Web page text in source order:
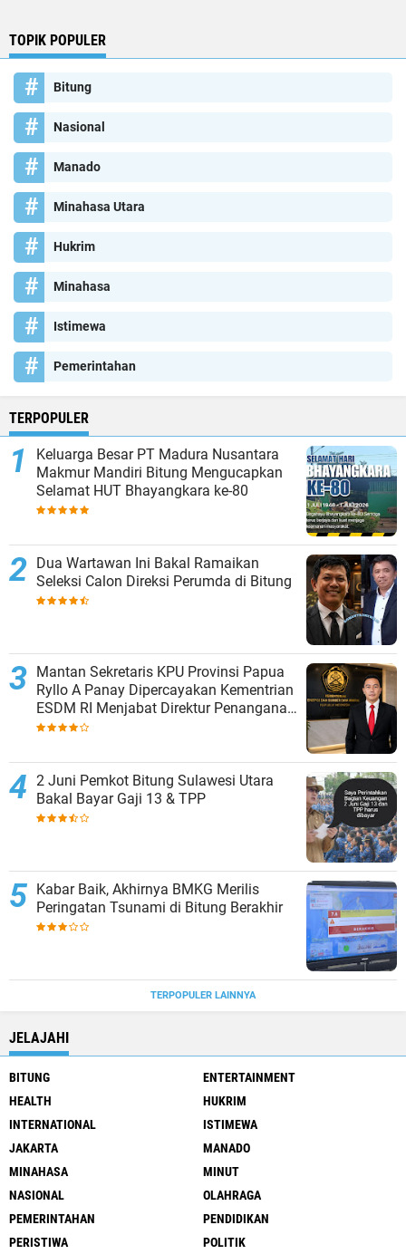
TOPIK POPULER
Bitung
Nasional
Manado
Minahasa Utara
Hukrim
Minahasa
Istimewa
Pemerintahan
TERPOPULER
Keluarga Besar PT Madura Nusantara
Makmur Mandiri Bitung Mengucapkan
Selamat HUT Bhayangkara ke-80
Dua Wartawan Ini Bakal Ramaikan
Seleksi Calon Direksi Perumda di Bitung
Mantan Sekretaris KPU Provinsi Papua
Ryllo A Panay Dipercayakan Kementrian
ESDM RI Menjabat Direktur Penanganan
Aset Barang Bukti
2 Juni Pemkot Bitung Sulawesi Utara
Bakal Bayar Gaji 13 & TPP
Kabar Baik, Akhirnya BMKG Merilis
Peringatan Tsunami di Bitung Berakhir
TERPOPULER LAINNYA
JELAJAHI
BITUNG
ENTERTAINMENT
HEALTH
HUKRIM
INTERNATIONAL
ISTIMEWA
JAKARTA
MANADO
MINAHASA
MINUT
NASIONAL
OLAHRAGA
PEMERINTAHAN
PENDIDIKAN
PERISTIWA
POLITIK